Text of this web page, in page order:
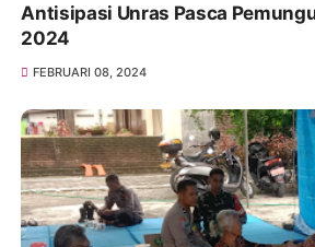
Antisipasi Unras Pasca
2024
FEBRUARI 08, 2024